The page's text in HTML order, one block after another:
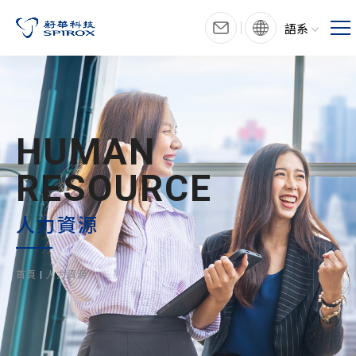
語系
HUMAN
RESOURCE
人力資源
首頁 人力資源